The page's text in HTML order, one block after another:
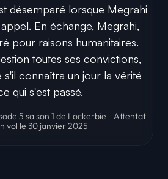
désemparé lorsque Megrahi
En échange, Megrahi,
pour raisons humanitaires.
toutes ses convictions,
connaîtra un jour la vérité
qui s'est passé.
5 saison 1 de Lockerbie - Attentat
vol le 30 janvier 2025